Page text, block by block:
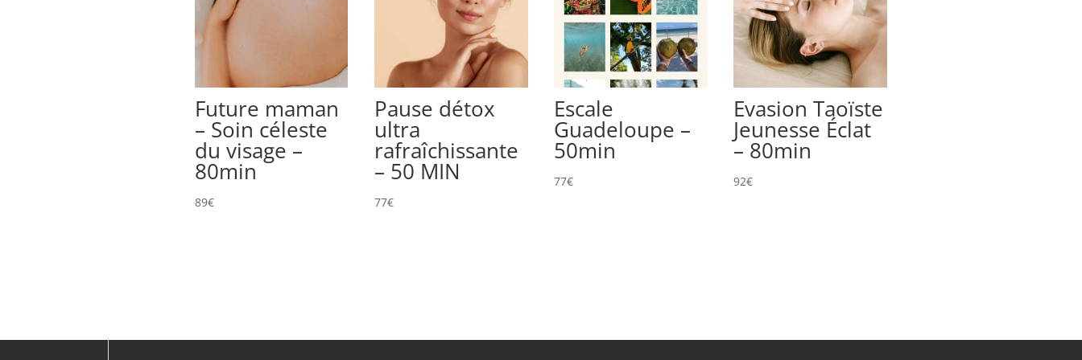
Future maman
– Soin céleste
du visage –
80min
89€
Pause détox
ultra
rafraîchissante
– 50 MIN
77€
Escale
Guadeloupe –
50min
77€
Evasion Taoïste
Jeunesse Éclat
– 80min
92€